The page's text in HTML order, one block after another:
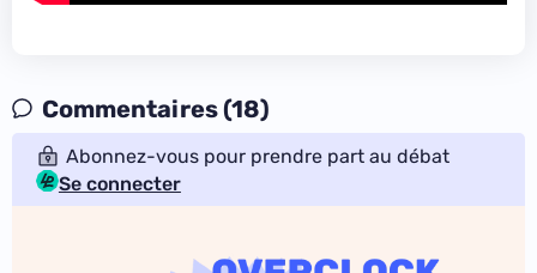
Commentaires (18)
Abonnez-vous pour prendre part au débat
Se connecter